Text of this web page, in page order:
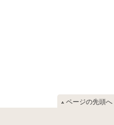
ページの先頭へ